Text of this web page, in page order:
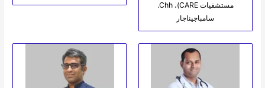
مستشفيات CARE)، Chh.
سامباجيناجار